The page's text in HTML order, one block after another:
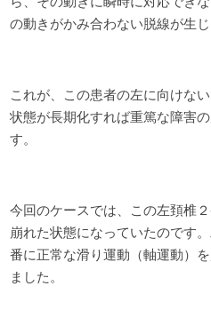
の動きがかみ合わない脱線が生じ
これが、この患者の左に向けな
状態が長期化すれば重篤な障害
す。
今回のケースでは、この左頚椎
崩れた状態になっていたのです
番に正常な滑り運動（軸運動）
ました。